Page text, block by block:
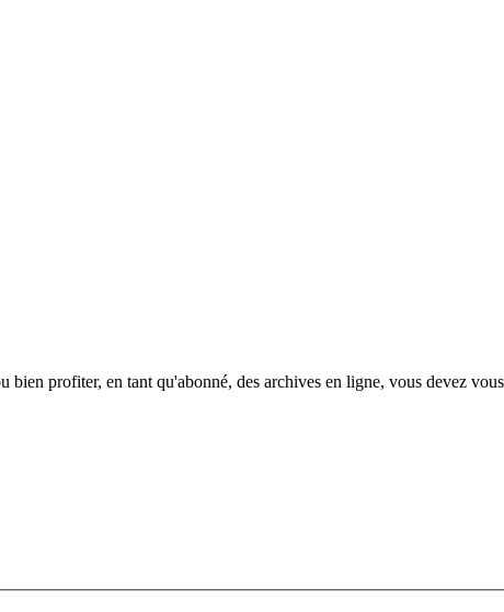
profiter, en tant qu'abonné, des archives en ligne, vous devez